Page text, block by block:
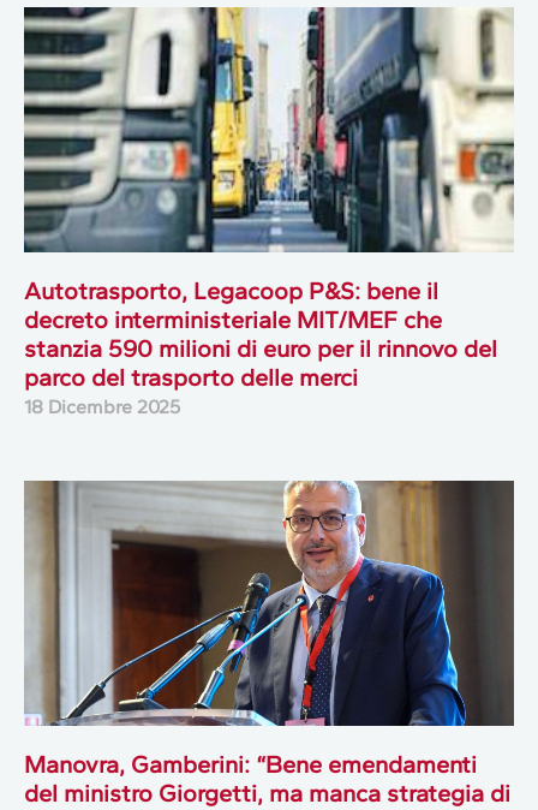
Autotrasporto, Legacoop P&S: bene il
decreto interministeriale MIT/MEF che
stanzia 590 milioni di euro per il rinnovo del
parco del trasporto delle merci
18 Dicembre 2025
Manovra, Gamberini: “Bene emendamenti
del ministro Giorgetti, ma manca strategia di